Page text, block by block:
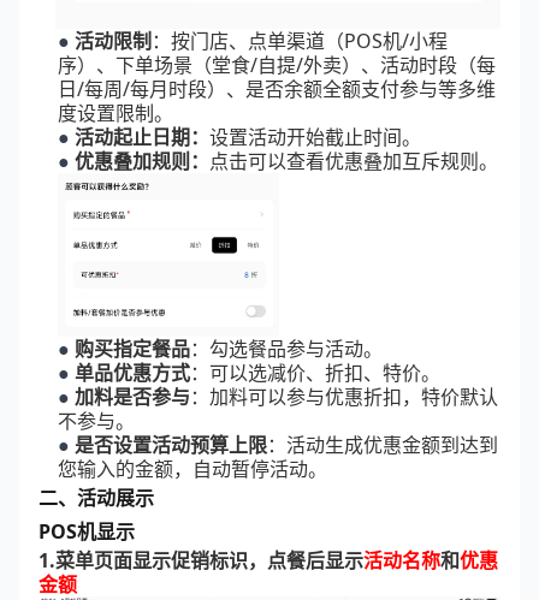
● 活动限制 ：按门店、点单渠道（POS机/小程
序）、下单场景（堂食/自提/外卖）、活动时段（每
日/每周/每月时段）、是否余额全额支付参与等多维
度设置限制。
● 活动起止日期： 设置活动开始截止时间。
● 优惠叠加规则： 点击可以查看优惠叠加互斥规则。
● 购买指定餐品：勾选餐品参与活动。
● 单品优惠方式：可以选减价、折扣、特价。
● 加料是否参与：加料可以参与优惠折扣，特价默认
不参与。
● 是否设置活动预算上限：活动生成优惠金额到达到
您输入的金额，自动暂停活动。
二、活动展示
POS机显示
1.菜单页面显示促销标识，点餐后显示活动名称和优惠
金额